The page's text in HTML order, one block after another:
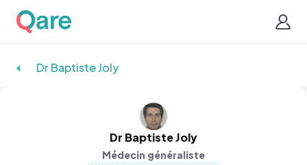
Dr Baptiste Joly
Dr Baptiste Joly
Médecin généraliste